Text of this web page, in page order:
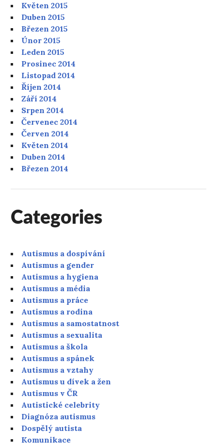
Květen 2015
Duben 2015
Březen 2015
Únor 2015
Leden 2015
Prosinec 2014
Listopad 2014
Říjen 2014
Září 2014
Srpen 2014
Červenec 2014
Červen 2014
Květen 2014
Duben 2014
Březen 2014
Categories
Autismus a dospívání
Autismus a gender
Autismus a hygiena
Autismus a média
Autismus a práce
Autismus a rodina
Autismus a samostatnost
Autismus a sexualita
Autismus a škola
Autismus a spánek
Autismus a vztahy
Autismus u dívek a žen
Autismus v ČR
Autistické celebrity
Diagnóza autismus
Dospělý autista
Komunikace